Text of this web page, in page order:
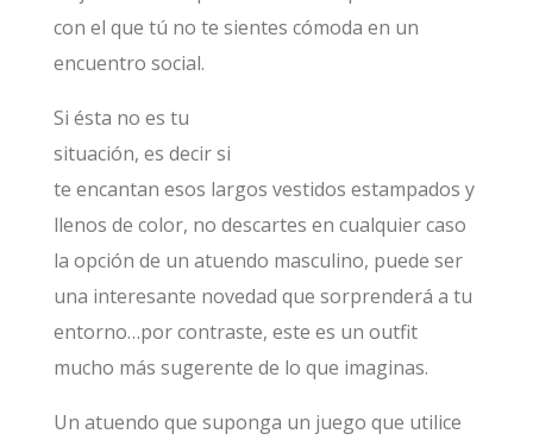
con el que tú no te sientes cómoda en un
encuentro social.
Si ésta no es tu
situación, es decir si
te encantan esos largos vestidos estampados y
llenos de color, no descartes en cualquier caso
la opción de un atuendo masculino, puede ser
una interesante novedad que sorprenderá a tu
entorno…por contraste, este es un outfit
mucho más sugerente de lo que imaginas.
Un atuendo que suponga un juego que utilice